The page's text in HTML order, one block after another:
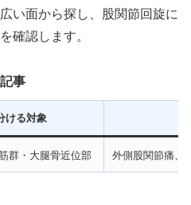
い面から探し、股関節回旋に
確認します。
事
ける対象
群・大腿骨近位部 外側股関節痛、